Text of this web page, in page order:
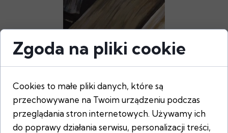
DESKI Z FIOLETEM
Ireneusz
Boguszewski
Zgoda na pliki cookie
Cookies to małe pliki danych, które są
przechowywane na Twoim urządzeniu podczas
przeglądania stron internetowych. Używamy ich
do poprawy działania serwisu, personalizacji treści,